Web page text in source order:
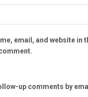
email, and website in
up comments by